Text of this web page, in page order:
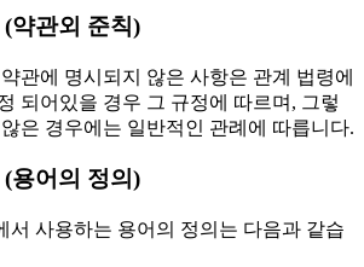
약관외 준칙)
관에 명시되지 않은 사항은 관계 법령에
되어있을 경우 그 규정에 따르며, 그렇
은 경우에는 일반적인 관례에 따릅니다.
용어의 정의)
서 사용하는 용어의 정의는 다음과 같습